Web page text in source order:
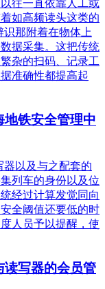
往一直依靠人工或
如高频读头这类的
那附着在物体上
据采集。这把传统
杂的扫码、记录工
准确性都提高起
铁安全管理中
以及与之配套的
列车的身份以及位
经过计算发觉同向
全阈值还要低的时
人员予以提醒，使
写器的会员管